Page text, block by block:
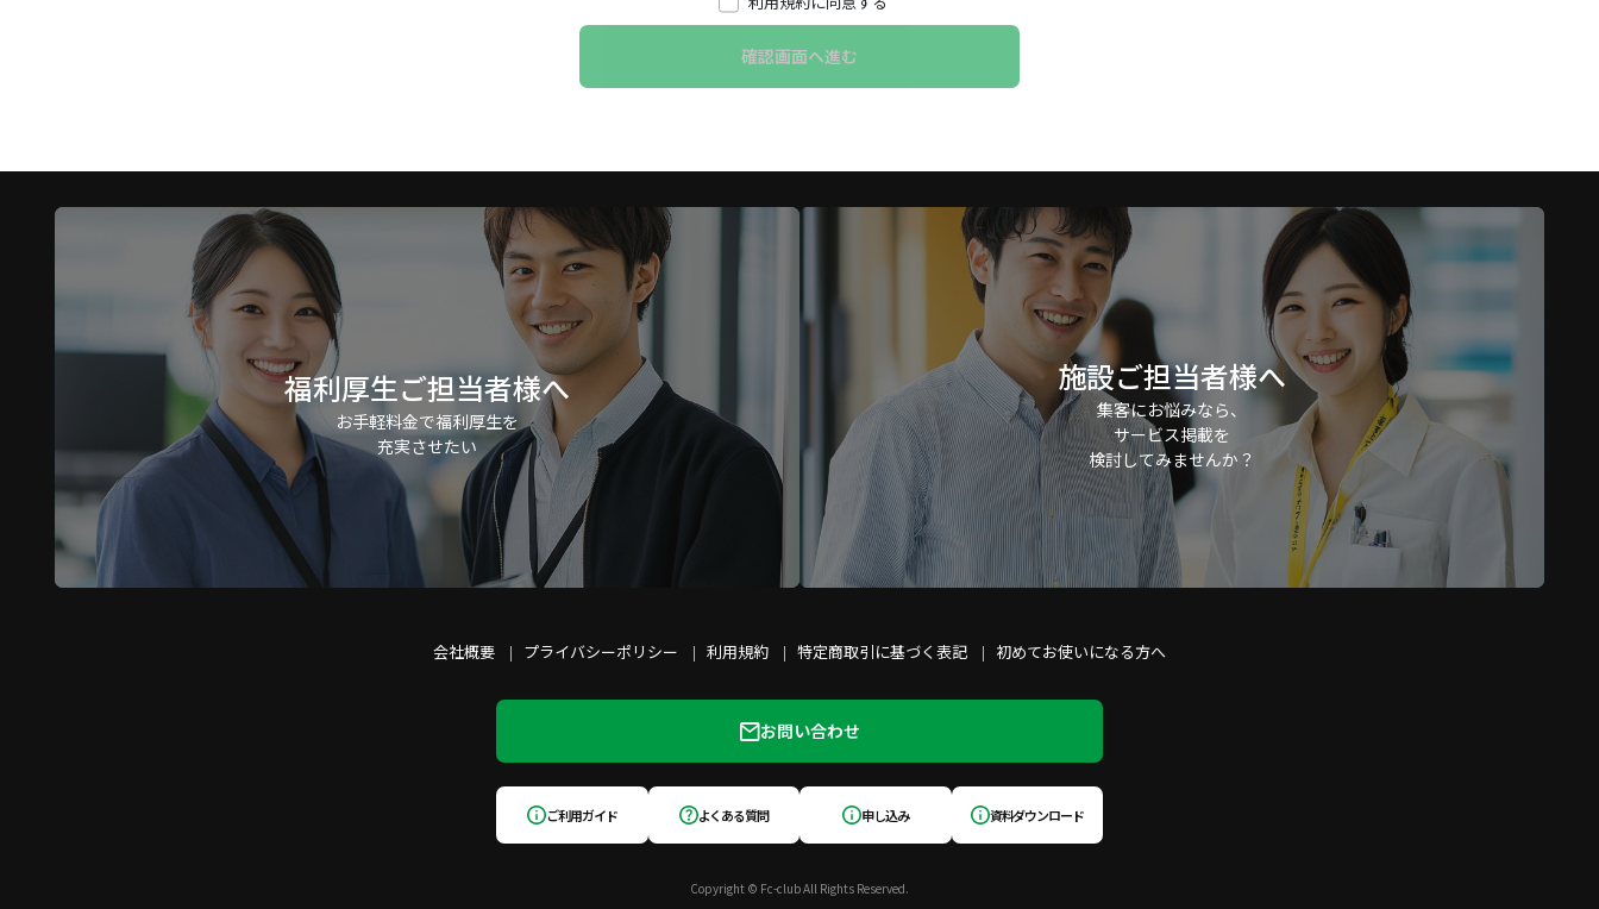
本規約は、株式会社フクリコ(以下「当社」という)が、「SAISON Fukurico」(以下「本会」という)の名称にて提供す
る福利厚生サービス(以下「本サービス」という)の利用条件その他の内容を定めるものである。
第2条（用語の定義）
本規約において、次の各号に掲げる用語の定義は以下のとおりとする。
①契約者…当社と本契約(次条で定義するものをいう)を締結した者をいう。
②法人契約者…契約者のうち、本サービスの利用申込み時に会員区分を「法人」と指定した法人、団体、個人事業主その
他組織または団体において本サービスを利用する者をいう。
③個人契約者…契約者のうち、本サービスの利用申込み時に会員区分を「個人」と指定した個人をいう。
④ライトプラン…法人契約者および個人契約者が選択可能であり、ポイント付与サービスの対象とならない契約形態をい
う。
⑤プラチナプラン…法人契約者のみが選択可能であり、ポイント付与サービスの対象となる契約形態をいう。
第3条 (本契約の成立)
本サービスの利用に係る契約(以下「本契約」という)は、当社の定める条件に該当する企業、団体等が本規約を承諾のう
え、当社の定める方法により本サービスの利用申込みを行い、当社が、当該申込みを承認することにより、当該企業、団
体等と当社との間において成立する。
1. 本会においては、法人契約者の役員および従業員、ならびに個人契約者本人を会員とする。
本会に入会させることはできないものとする。ただし、法人契約者は、派遣社員、アルバイトその他当社が定める雇用形
態にて就業する従業員に関しては会員としないことができるものとする。
1. 契約者は、当社に対し、本契約成立時に入会金として30,000 円(税別)を支払う。
福利厚生ご担当者様へ
お手軽料金で福利厚生を
充実させたい
施設ご担当者様へ
集客にお悩みなら、
サービス掲載を
検討してみませんか？
会社概要 プライバシーポリシー 利用規約 特定商取引に基づく表記 初めてお使いになる方へ
お問い合わせ
ご利用ガイド よくある質問 申し込み 資料ダウンロード
Copyright © Fc-club All Rights Reserved.